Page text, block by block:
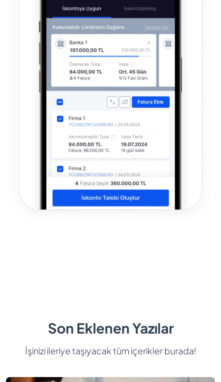
Son Eklenen Yazılar
İşinizi ileriye taşıyacak tüm içerikler burada!